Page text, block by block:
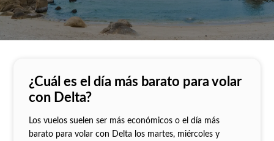
¿Cuál es el día más barato para volar
con Delta?
Los vuelos suelen ser más económicos o el día más
barato para volar con Delta los martes, miércoles y